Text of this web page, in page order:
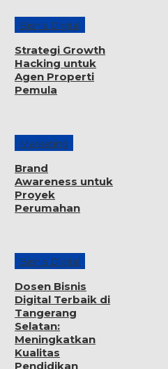
Bisnis Digital
Strategi Growth
Hacking untuk
Agen Properti
Pemula
Marketing
Brand
Awareness untuk
Proyek
Perumahan
Bisnis Digital
Dosen Bisnis
Digital Terbaik di
Tangerang
Selatan:
Meningkatkan
Kualitas
Pendidikan